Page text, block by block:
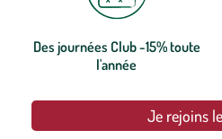
Des journées Club -15% toute
l'année
Je rejoins